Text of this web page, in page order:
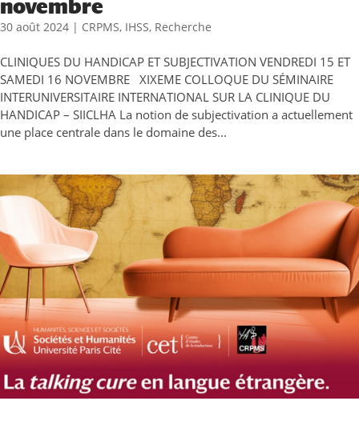
novembre
30 août 2024 | CRPMS, IHSS, Recherche
CLINIQUES DU HANDICAP ET SUBJECTIVATION VENDREDI 15 ET
SAMEDI 16 NOVEMBRE XIXEME COLLOQUE DU SÉMINAIRE
INTERUNIVERSITAIRE INTERNATIONAL SUR LA CLINIQUE DU
HANDICAP – SIICLHA La notion de subjectivation a actuellement
une place centrale dans le domaine des...